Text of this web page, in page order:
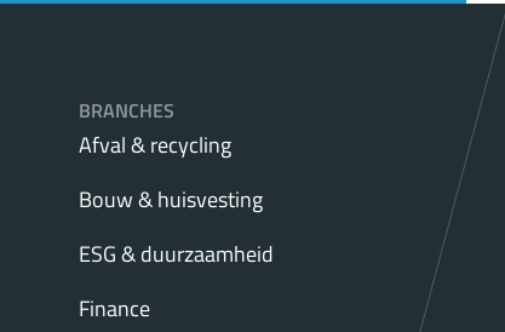
BRANCHES
Afval & recycling
Bouw & huisvesting
ESG & duurzaamheid
Finance